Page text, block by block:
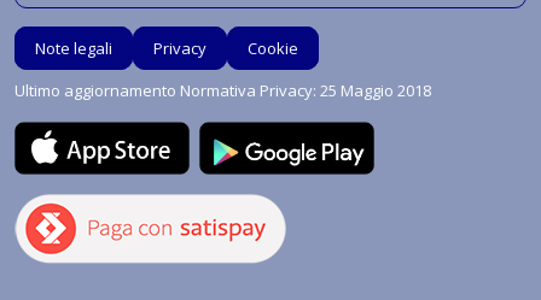
Note legali Privacy
Cookie
Ultimo aggiornamento Normativa Privacy: 25 Maggio 2018